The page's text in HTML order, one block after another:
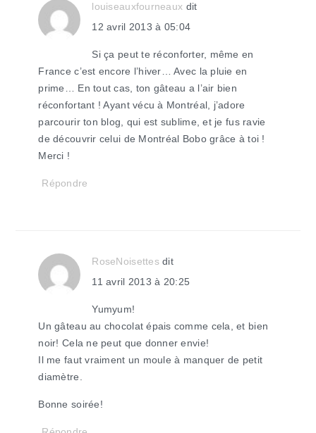
louiseauxfourneaux dit
12 avril 2013 à 05:04
Si ça peut te réconforter, même en
France c’est encore l’hiver… Avec la pluie en
prime… En tout cas, ton gâteau a l’air bien
réconfortant ! Ayant vécu à Montréal, j’adore
parcourir ton blog, qui est sublime, et je fus ravie
de découvrir celui de Montréal Bobo grâce à toi !
Merci !
Répondre
RoseNoisettes dit
11 avril 2013 à 20:25
Yumyum!
Un gâteau au chocolat épais comme cela, et bien
noir! Cela ne peut que donner envie!
Il me faut vraiment un moule à manquer de petit
diamètre.
Bonne soirée!